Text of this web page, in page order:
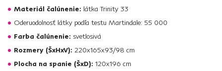
Materiál čalúnenie: látka Trinity 33
Oderuodolnosť látky podľa testu Martindale: 55 000
Farba čalúnenie: svetlosivá
Rozmery (ŠxHxV): 220x165x93/98 cm
Plocha na spanie (ŠxD): 120x196 cm